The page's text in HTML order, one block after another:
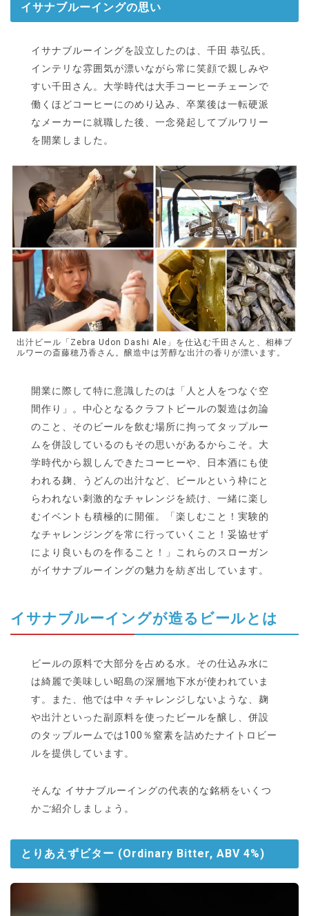
イサナブルーイングの思い
イサナブルーイングを設立したのは、千田 恭弘氏。
インテリな雰囲気が漂いながら常に笑顔で親しみや
すい千田さん。大学時代は大手コーヒーチェーンで
働くほどコーヒーにのめり込み、卒業後は一転硬派
なメーカーに就職した後、一念発起してブルワリー
を開業しました。
出汁ビール「Zebra Udon Dashi Ale」を仕込む千田さんと、相棒ブ
ルワーの斎藤穂乃香さん。醸造中は芳醇な出汁の香りが漂います。
開業に際して特に意識したのは「人と人をつなぐ空
間作り」。中心となるクラフトビールの製造は勿論
のこと、そのビールを飲む場所に拘ってタップルー
ムを併設しているのもその思いがあるからこそ。大
学時代から親しんできたコーヒーや、日本酒にも使
われる麹、うどんの出汁など、ビールという枠にと
らわれない刺激的なチャレンジを続け、一緒に楽し
むイベントも積極的に開催。「楽しむこと！実験的
なチャレンジングを常に行っていくこと！妥協せず
により良いものを作ること！」これらのスローガン
がイサナブルーイングの魅力を紡ぎ出しています。
イサナブルーイングが造るビールとは
ビールの原料で大部分を占める水。その仕込み水に
は綺麗で美味しい昭島の深層地下水が使われていま
す。また、他では中々チャレンジしないような、麹
や出汁といった副原料を使ったビールを醸し、併設
のタップルームでは100％窒素を詰めたナイトロビー
ルを提供しています。
そんな イサナブルーイングの代表的な銘柄をいくつ
かご紹介しましょう。
とりあえずビター (Ordinary Bitter, ABV 4%)